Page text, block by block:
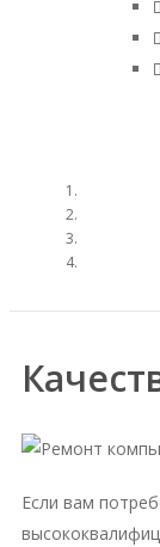
Если вам